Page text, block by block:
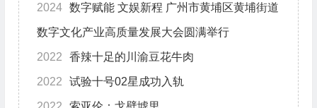
2024 数字赋能 文娱新程 广州市黄埔区黄埔街道
数字文化产业高质量发展大会圆满举行
2022 香辣十足的川渝豆花牛肉
2022 试验十号02星成功入轨